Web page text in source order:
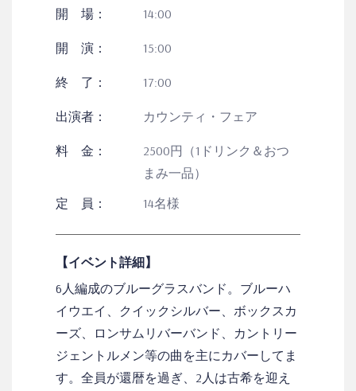
開 場： 14:00
開 演： 15:00
終 了： 17:00
出演者： カウンティ・フェア
料 金：
2500円（1ドリンク＆おつ
まみ一品）
定 員：
14名様
【イベント詳細】
6人編成のブルーグラスバンド。ブルーハ
イウエイ、クイックシルバー、ボックスカ
ーズ、ロンサムリバーバンド、カントリー
ジェントルメン等の曲を主にカバーしてま
す。全員が還暦を過ぎ、2人は古希を迎え